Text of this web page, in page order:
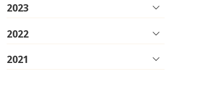
2023
2022
2021